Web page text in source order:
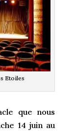
Etoiles
que nous
14 juin au